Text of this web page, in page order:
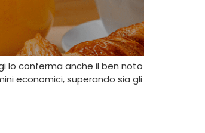
lo conferma anche il ben noto
economici, superando sia gli